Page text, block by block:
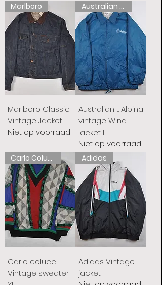
Marlboro
Marlboro Classic
Vintage Jacket L
Niet op voorraad
Australian L'Alpina
Australian L'Alpina
vintage Wind
jacket L
Niet op voorraad
Carlo Colucci
Carlo colucci
Vintage sweater
Adidas
Adidas Vintage
jacket